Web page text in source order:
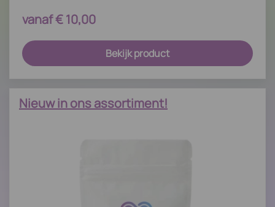
vanaf€10,00
Bekijk product
Nieuw in ons assortiment!